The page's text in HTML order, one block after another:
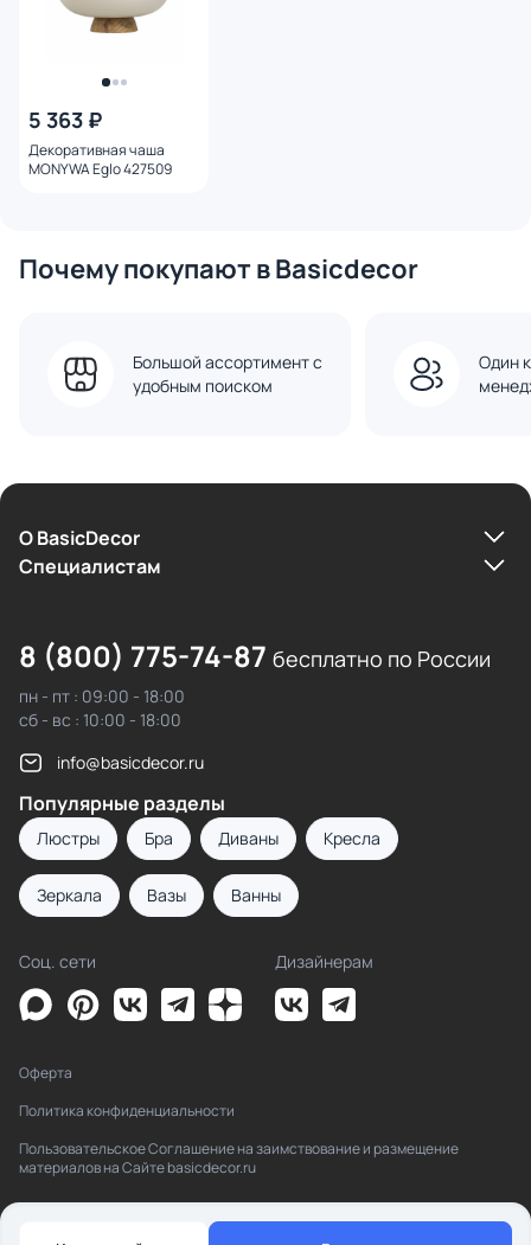
5 363 ₽
Декоративная чаша
MONYWA Eglo 427509
Почему покупают в Basicdecor
Большой ассортимент с
удобным поиском
Один
О BasicDecor
Cпециалистам
8 (800) 775-74-87 бесплатно по России
пн - пт : 09:00 - 18:00
сб - вс : 10:00 - 18:00
info@basicdecor.ru
Популярные разделы
Люстры Бра Диваны Кресла
Зеркала Вазы Ванны
Соц. сети Дизайнерам
Оферта
Политика конфиденциальности
Пользовательское Соглашение на заимствование и размещение
материалов на Сайте basicdecor.ru